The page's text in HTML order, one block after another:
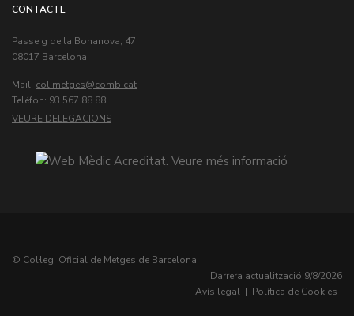
CONTACTE
Passeig de la Bonanova, 47
08017 Barcelona
Mail: col.metges
Teléfon: 93 567 88 88
VEURE DELEGACIONS
© Col·legi Oficial de Metges de Barcelona
Darrera actualització:9/8/2026
Avís legal | Política de Cookies